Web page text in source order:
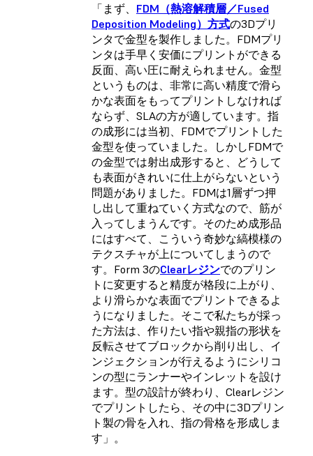
「まず、 FDM（熱溶解積層／Fused
Deposition Modeling）方式の3Dプリ
ンタで金型を製作しました。FDMプリ
ンタは手早く安価にプリントができる
反面、高い圧に耐えられません。金型
というものは、非常に高い精度で滑ら
かな表面をもってプリントしなければ
ならず、SLAの方が適しています。指
の成形には当初、FDMでプリントした
金型を使っていました。しかしFDMで
の金型では射出成形すると、どうして
も表面がきれいに仕上がらないという
問題がありました。FDMは1層ずつ押
し出して重ねていく方式なので、筋が
入ってしまうんです。そのため成形品
にはすべて、こういう奇妙な縞模様の
テクスチャが上についてしまうので
す。Form 3のClearレジンでのプリン
トに変更すると精度が格段に上がり、
より滑らかな表面でプリントできるよ
うになりました。そこで私たちが採っ
た方法は、作りたい指や親指の形状を
反転させてブロックから削り出し、イ
ンジェクションが行えるようにシリコ
ンの型にランナーやインレットを設け
ます。型の設計が終わり、Clearレジン
でプリントしたら、その中に3Dプリン
ト製の骨を入れ、指の骨格を形成しま
す」。